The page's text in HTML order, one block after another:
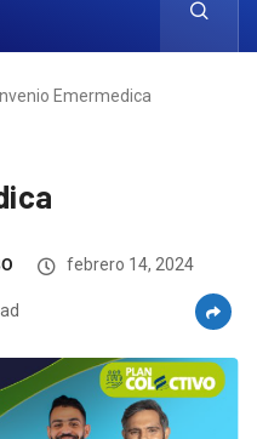
Emermedica
febrero 14, 2024